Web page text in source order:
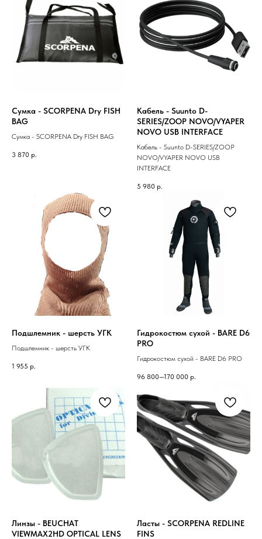
Сумка - SCORPENA Dry FISH
BAG
Сумка - SCORPENA Dry FISH BAG
3 870 р.
Кабель - Suunto D-
SERIES/ZOOP NOVO/VYAPER
NOVO USB INTERFACE
Кабель - Suunto D-SERIES/ZOOP
NOVO/VYAPER NOVO USB
INTERFACE
5 980 р.
Подшлемник - шерсть УГК
Подшлемник - шерсть УГК
1 955 р.
Гидрокостюм сухой - BARE D6
PRO
Гидрокостюм сухой - BARE D6 PRO
96 800—170 000 р.
Линзы - BEUCHAT
VIEWMAX2HD OPTICAL LENS
Ласты - SCORPENA REDLINE
FINS